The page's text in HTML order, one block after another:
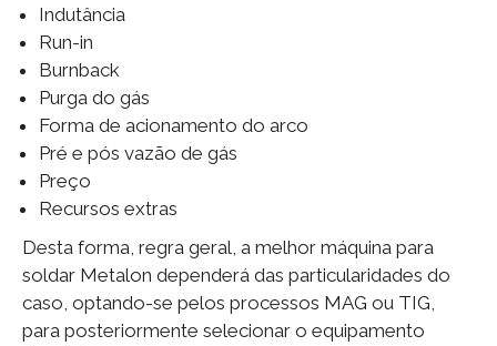
Indutância
Run-in
Burnback
Purga do gás
Forma de acionamento do arco
Pré e pós vazão de gás
Preço
Recursos extras
Desta forma, regra geral, a melhor máquina para
soldar Metalon dependerá das particularidades do
caso, optando-se pelos processos MAG ou TIG,
para posteriormente selecionar o equipamento